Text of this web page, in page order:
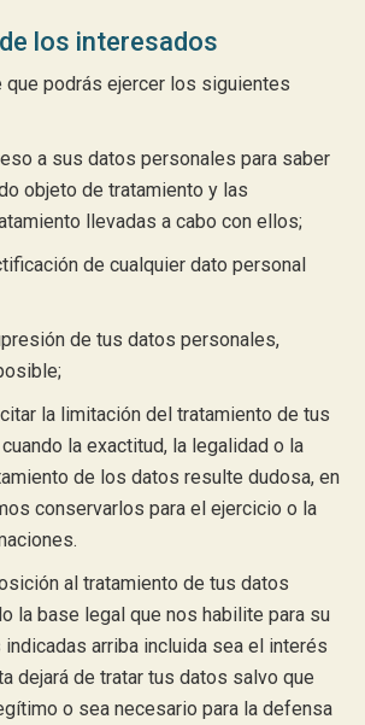
los interesados
que podrás ejercer los siguientes
a sus datos personales para saber
objeto de tratamiento y las
llevadas a cabo con ellos;
de cualquier dato personal
de tus datos personales,
la limitación del tratamiento de tus
la exactitud, la legalidad o la
de los datos resulte dudosa, en
conservarlos para el ejercicio o la
al tratamiento de tus datos
la base legal que nos habilite para su
arriba incluida sea el interés
dejará de tratar tus datos salvo que
o sea necesario para la defensa